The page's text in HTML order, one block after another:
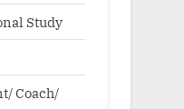
Study
Coach/